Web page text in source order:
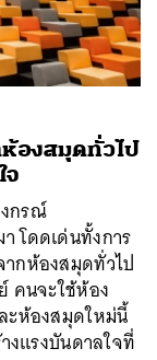
องสมุดทั่วไป
กรณ์
โดดเด่นทั้งการ
กห้องสมุดทั่วไป
คนจะใช้ห้อง
ะห้องสมุดใหม่นี้
งแรงบันดาลใจที่